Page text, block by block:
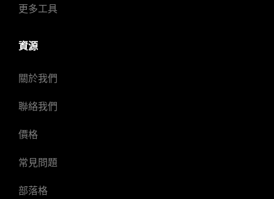
更多工具
資源
關於我們
聯絡我們
價格
常見問題
部落格